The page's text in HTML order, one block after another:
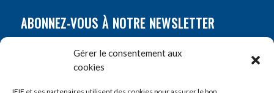
Gérer le consentement aux
cookies
ABONNEZ-VOUS À NOTRE NEWSLETTER
Prénom*